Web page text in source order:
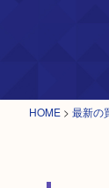
HOME > 最新の